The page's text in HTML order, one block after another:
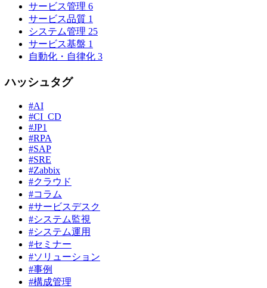
サービス管理 6
サービス品質 1
システム管理 25
サービス基盤 1
自動化・自律化 3
ハッシュタグ
#AI
#CI_CD
#JP1
#RPA
#SAP
#SRE
#Zabbix
#クラウド
#コラム
#サービスデスク
#システム監視
#システム運用
#セミナー
#ソリューション
#事例
#構成管理